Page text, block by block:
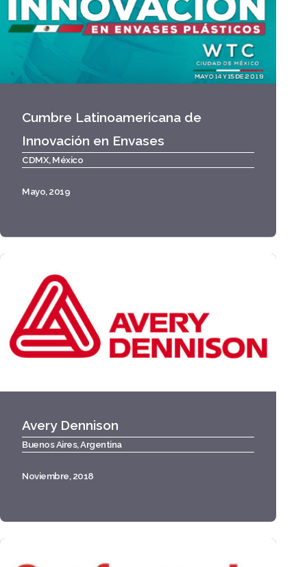
Cumbre Latinoamericana de
Innovación en Envases
CDMX, México
Mayo, 2019
Avery Dennison
Buenos Aires, Argentina
Noviembre, 2018